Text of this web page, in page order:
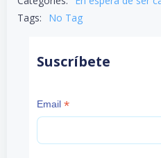
Tags:
No Tag
Suscríbete
Email *